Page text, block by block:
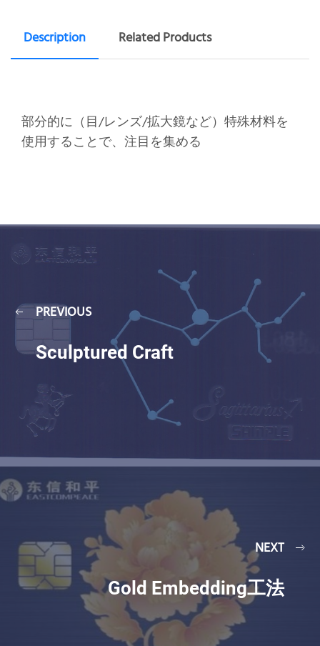
Description Related Products
部分的に（目/レンズ/拡大鏡など）特殊材料を
使用することで、注目を集める
PREVIOUS
Sculptured Craft
NEXT
Gold Embedding工法